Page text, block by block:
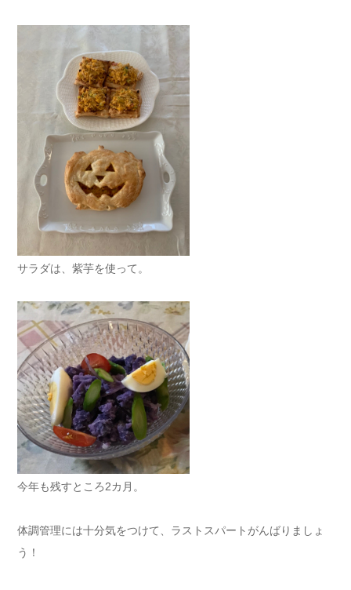
サラダは、紫芋を使って。
今年も残すところ2カ月。
体調管理には十分気をつけて、ラストスパートがんばりましょ
う！